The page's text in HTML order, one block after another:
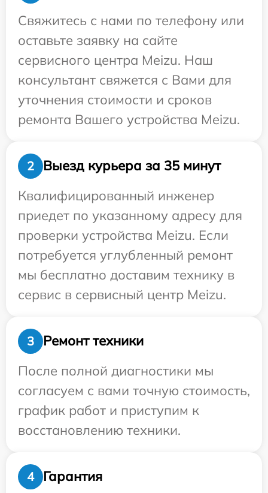
Свяжитесь с нами по телефону или
оставьте заявку на сайте
сервисного центра Meizu. Наш
консультант свяжется с Вами для
уточнения стоимости и сроков
ремонта Вашего устройства Meizu.
2
Выезд курьера за 35 минут
Квалифицированный инженер
приедет по указанному адресу для
проверки устройства Meizu. Если
потребуется углубленный ремонт
мы бесплатно доставим технику в
сервис в сервисный центр Meizu.
3
Ремонт техники
После полной диагностики мы
согласуем с вами точную стоимость,
график работ и приступим к
восстановлению техники.
4 Гарантия